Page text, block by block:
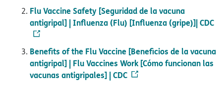
Flu Vaccine Safety [Seguridad de la vacuna
antigripal] | Influenza (Flu) [Influenza (gripe)]| CDC​​
Benefits of the Flu Vaccine [Beneficios de la vacuna
antigripal] | Flu Vaccines Work [Cómo funcionan las
vacunas antigripales] | CDC​​